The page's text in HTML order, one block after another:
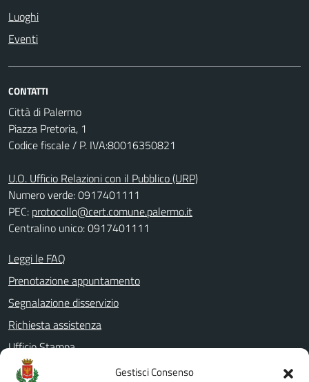
Gestisci Consenso
Luoghi
Eventi
CONTATTI
Città di Palermo
Piazza Pretoria, 1
Codice fiscale / P. IVA:80016350821
U.O. Ufficio Relazioni con il Pubblico (URP)
Numero verde: 0917401111
PEC: protocollo@cert.comune.palermo.it
Centralino unico: 0917401111
Leggi le FAQ
Prenotazione appuntamento
Segnalazione disservizio
Richiesta assistenza
Ufficio Stampa
Amministrazione Trasparente